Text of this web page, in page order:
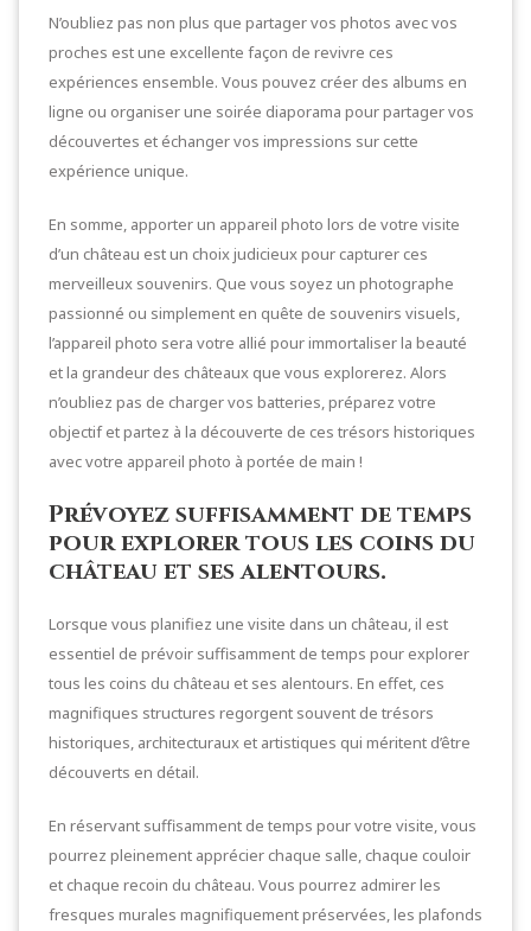
N’oubliez pas non plus que partager vos photos avec vos
proches est une excellente façon de revivre ces
expériences ensemble. Vous pouvez créer des albums en
ligne ou organiser une soirée diaporama pour partager vos
découvertes et échanger vos impressions sur cette
expérience unique.
En somme, apporter un appareil photo lors de votre visite
d’un château est un choix judicieux pour capturer ces
merveilleux souvenirs. Que vous soyez un photographe
passionné ou simplement en quête de souvenirs visuels,
l’appareil photo sera votre allié pour immortaliser la beauté
et la grandeur des châteaux que vous explorerez. Alors
n’oubliez pas de charger vos batteries, préparez votre
objectif et partez à la découverte de ces trésors historiques
avec votre appareil photo à portée de main !
Prévoyez suffisamment de temps
pour explorer tous les coins du
château et ses alentours.
Lorsque vous planifiez une visite dans un château, il est
essentiel de prévoir suffisamment de temps pour explorer
tous les coins du château et ses alentours. En effet, ces
magnifiques structures regorgent souvent de trésors
historiques, architecturaux et artistiques qui méritent d’être
découverts en détail.
En réservant suffisamment de temps pour votre visite, vous
pourrez pleinement apprécier chaque salle, chaque couloir
et chaque recoin du château. Vous pourrez admirer les
fresques murales magnifiquement préservées, les plafonds